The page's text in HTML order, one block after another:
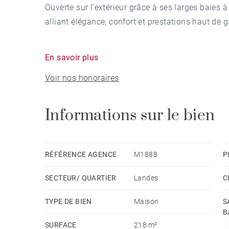
Ouverte sur l’extérieur grâce à ses larges baies
alliant élégance, confort et prestations haut de
comprenant salon, salle à manger, cuisine
dressing et salle de douche. À l’étage, deux
À l’extérieur, une grande terrasse accueille une
bien d’exception.
En savoir plus
Voir nos honoraires
Informations sur le bien
RÉFÉRENCE AGENCE M1888
SECTEUR/ QUARTIER Landes
TYPE DE BIEN Maison
SURFACE 218 m²